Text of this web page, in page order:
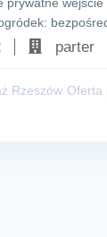
prywatne
parter
Rzeszów Oferta